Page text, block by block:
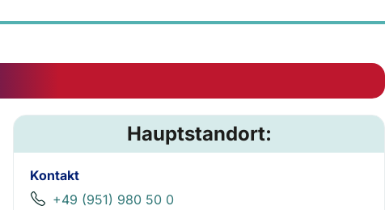
Hauptstandort:
Kontakt
+49 (951) 980 50 0